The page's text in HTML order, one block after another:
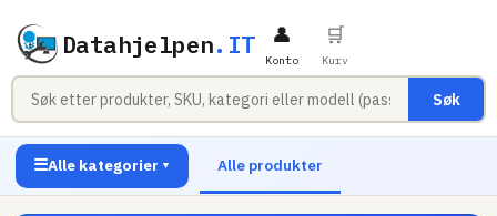
Datahjelpen.IT
Søk
👤
Konto
🛒
Kurv
☰Alle kategorier ▼ Alle produkter